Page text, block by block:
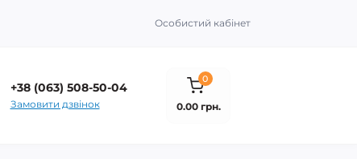
Особистий кабінет
+38 (063) 508-50-04
Замовити дзвінок
0
0.00 грн.